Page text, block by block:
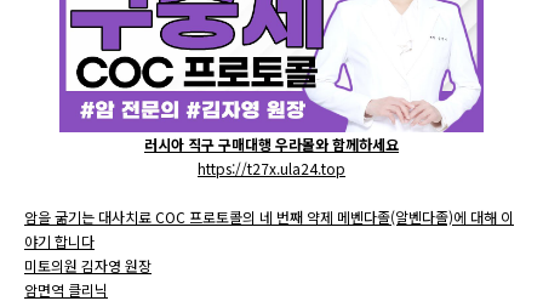
러시아 직구 구매대행 우라몰와 함께하세요
https://t27x.ula24.top
암을 굶기는 대사치료 COC 프로토콜의 네 번째 약제 메벤다졸(알벤다졸)에 대해 이
야기 합니다
미토의원 김자영 원장
암면역 클리닉